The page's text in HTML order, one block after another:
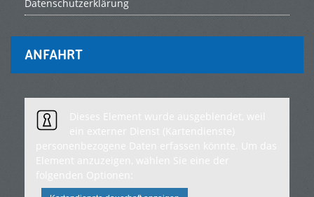
Datenschutzerklärung
ANFAHRT